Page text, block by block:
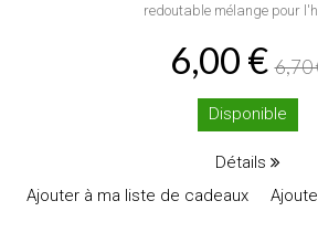
redoutable mélange pour
6,00 €6,70
Disponible
Détails
Ajouter à ma liste de cadeaux